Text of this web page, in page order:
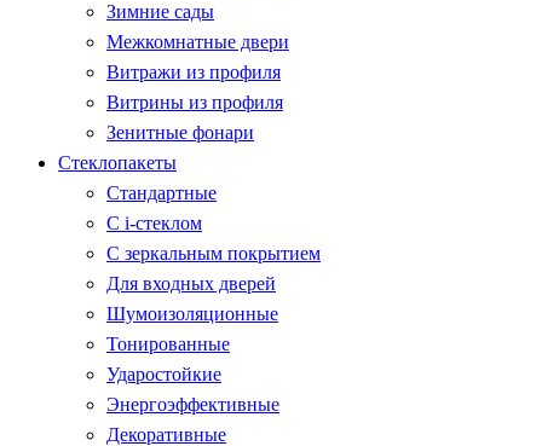
Зимние сады
Межкомнатные двери
Витражи из профиля
Витрины из профиля
Зенитные фонари
Стеклопакеты
Стандартные
С i-стеклом
С зеркальным покрытием
Для входных дверей
Шумоизоляционные
Тонированные
Ударостойкие
Энергоэффективные
Декоративные